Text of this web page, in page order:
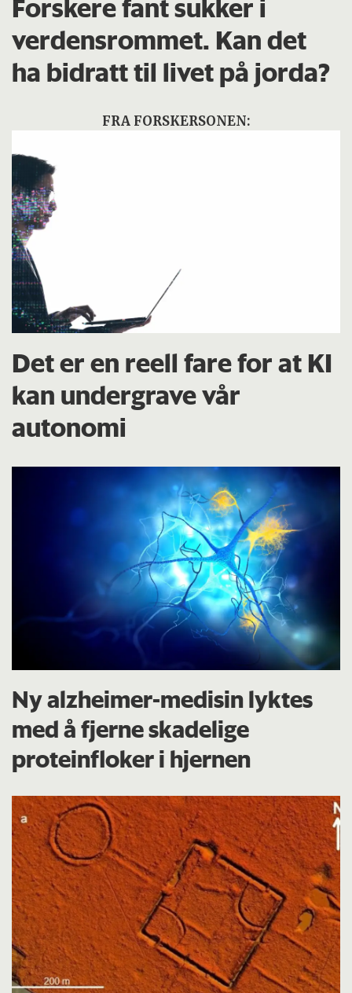
Forskere fant sukker i
verdensrommet. Kan det
ha bidratt til livet på jorda?
FRA FORSKERSONEN:
Det er en reell fare for at KI
kan undergrave vår
autonomi
Ny alzheimer-medisin lyktes
med å fjerne skadelige
proteinfloker i hjernen